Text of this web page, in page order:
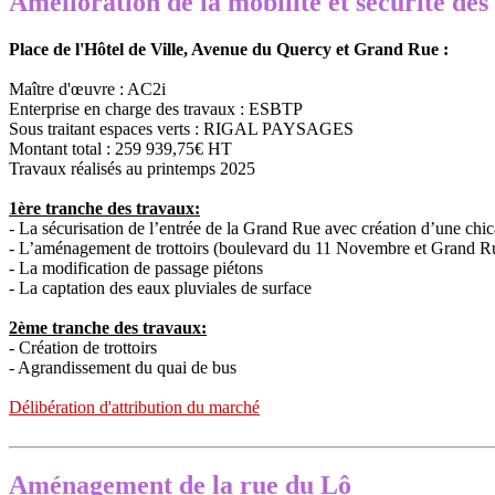
Place de l'Hôtel de Ville, Avenue du Quercy et Grand Rue :
Maître d'œuvre : AC2i
Enterprise en charge des travaux : ESBTP
Sous traitant espaces verts : RIGAL PAYSAGES
Montant total : 259 939,75€ HT
Travaux réalisés au printemps 2025
1ère tranche des travaux:
- La sécurisation de l’entrée de la Grand Rue avec création d’une
- L’aménagement de trottoirs (boulevard du 11 Novembre et Grand
- La modification de passage piétons
- La captation des eaux pluviales de surface
2ème tranche des travaux:
- Création de trottoirs
- Agrandissement du quai de bus
Délibération d'attribution du marché
Aménagement de la rue du Lô